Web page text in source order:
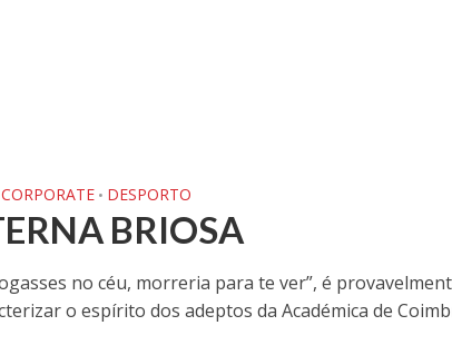
• DESPORTO
BRIOSA
no céu, morreria para te ver”, é
o espírito dos adeptos da Académica de